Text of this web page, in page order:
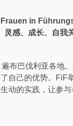
in
灵感、成长、自我
布巴伐利亚各地
自己的优势。
FiF
动的实践，让参与